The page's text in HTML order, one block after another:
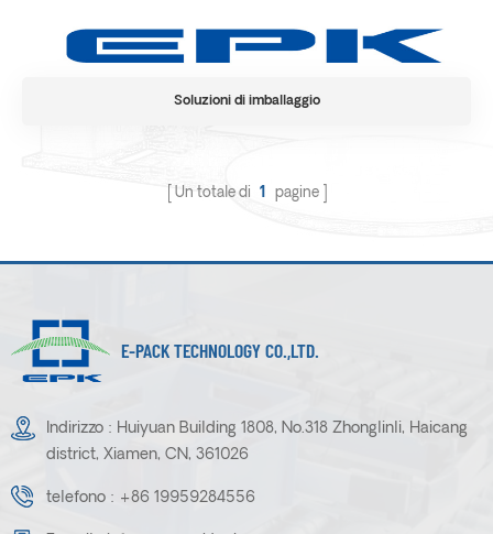
Soluzioni di imballaggio
Un totale di 1 pagine
E-PACK TECHNOLOGY CO.,LTD.
Indirizzo : Huiyuan Building 1808, No.318 Zhonglinli, Haicang
district, Xiamen, CN, 361026
telefono : +86 19959284556